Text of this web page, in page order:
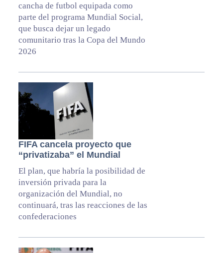
cancha de futbol equipada como
parte del programa Mundial Social,
que busca dejar un legado
comunitario tras la Copa del Mundo
2026
FIFA cancela proyecto que
“privatizaba” el Mundial
El plan, que habría la posibilidad de
inversión privada para la
organización del Mundial, no
continuará, tras las reacciones de las
confederaciones